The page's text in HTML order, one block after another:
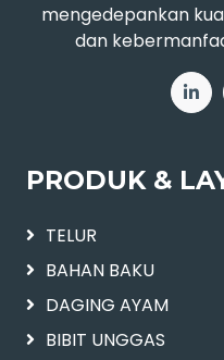
mengedepankan
dan
PRODUK &
TELUR
BAHAN BAKU
DAGING AYAM
BIBIT UNGGAS